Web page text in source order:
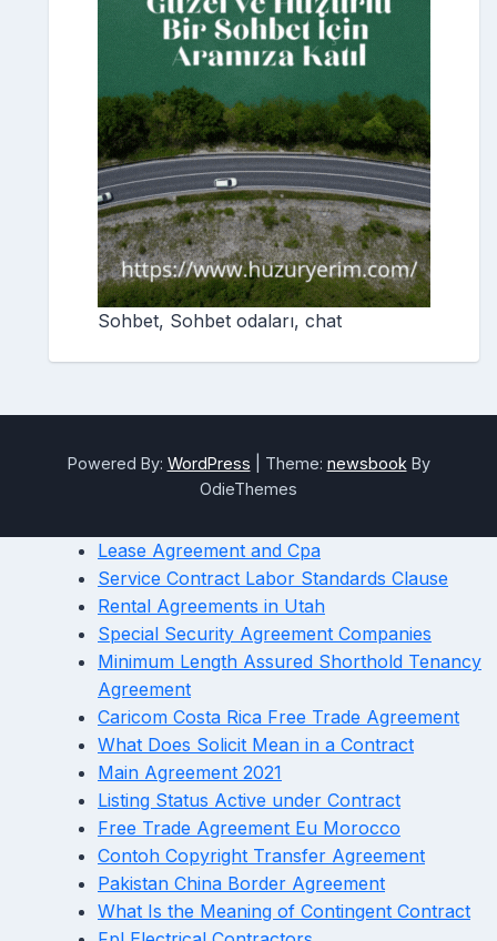
Sohbet, Sohbet odaları, chat
Powered By: WordPress Theme: newsbook By
OdieThemes
Lease Agreement and Cpa
Service Contract Labor Standards Clause
Rental Agreements in Utah
Special Security Agreement Companies
Minimum Length Assured Shorthold Tenancy
Agreement
Caricom Costa Rica Free Trade Agreement
What Does Solicit Mean in a Contract
Main Agreement 2021
Listing Status Active under Contract
Free Trade Agreement Eu Morocco
Contoh Copyright Transfer Agreement
Pakistan China Border Agreement
What Is the Meaning of Contingent Contract